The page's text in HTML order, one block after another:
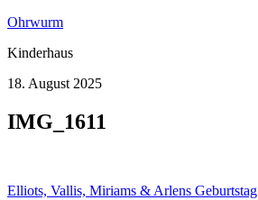
Ohrwurm
Kinderhaus
18. August 2025
IMG_1611
Beitragsnavigation
Elliots, Vallis, Miriams & Arlens Geburtstag